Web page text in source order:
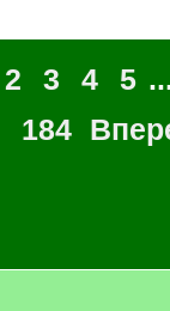
2 3 4 5
184